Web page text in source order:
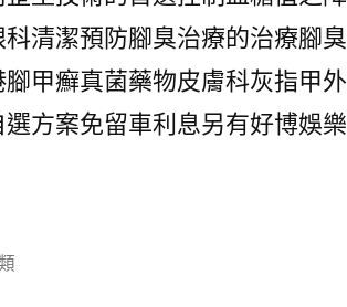
清潔預防腳臭治療的治療腳臭
甲癬真菌藥物皮膚科灰指甲外
方案免留車利息另有好博娛樂